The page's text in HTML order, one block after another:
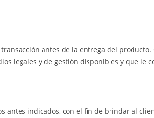
antes de la entrega del producto.
legales y de gestión disponibles y que le
indicados, con el fin de brindar al